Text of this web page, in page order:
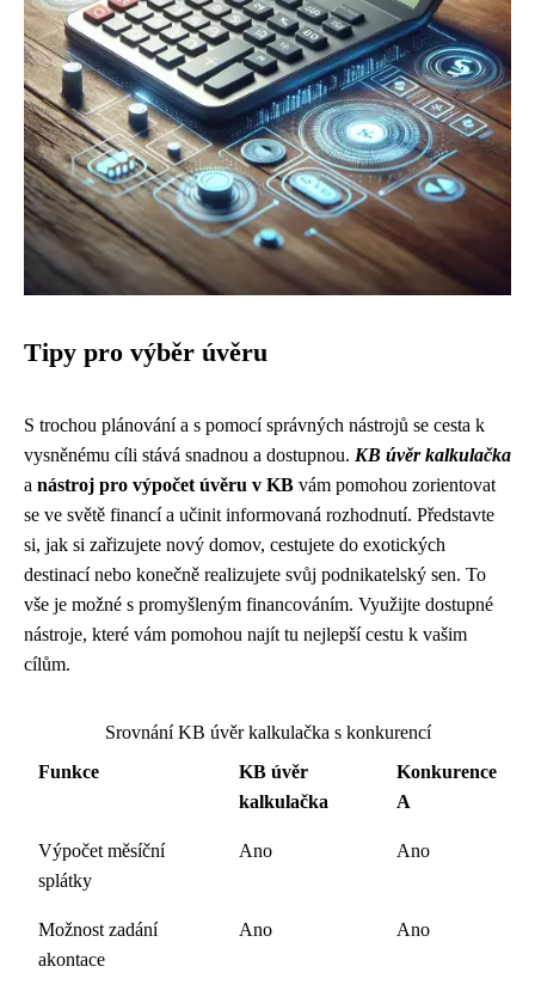
Tipy pro výběr úvěru
S trochou plánování a s pomocí správných nástrojů se cesta k
vysněnému cíli stává snadnou a dostupnou. KB úvěr kalkulačka
a nástroj pro výpočet úvěru v KB vám pomohou zorientovat
se ve světě financí a učinit informovaná rozhodnutí. Představte
si, jak si zařizujete nový domov, cestujete do exotických
destinací nebo konečně realizujete svůj podnikatelský sen. To
vše je možné s promyšleným financováním. Využijte dostupné
nástroje, které vám pomohou najít tu nejlepší cestu k vašim
cílům.
Srovnání KB úvěr kalkulačka s konkurencí
Funkce
KB úvěr
kalkulačka
Konkurence
A
Výpočet měsíční
splátky
Ano Ano
Možnost zadání
akontace
Ano Ano